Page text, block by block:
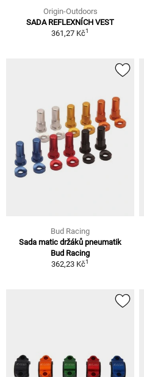
Origin-Outdoors
SADA REFLEXNÍCH VEST
361,27 Kč1
Bud Racing
Sada matic držáků pneumatik
Bud Racing
362,23 Kč1